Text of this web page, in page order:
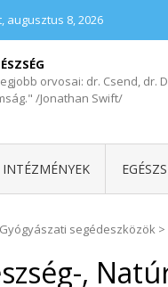
augusztus 8, 2026
orvosai: dr. Csend, dr.
/Jonathan Swift/
INTÉZMÉNYEK
Gyógyászati segédeszközök >
,